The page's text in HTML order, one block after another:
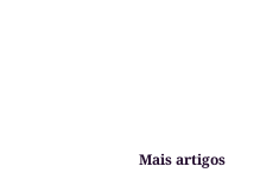
Mais artigos